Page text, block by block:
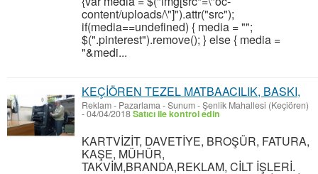
content/uploads/\"]").attr("src");
if(media==undefined) { media = "";
$(".pinterest").remove(); } else { media =
"&medi...
KEÇİÖREN TEZEL MATBAACILIK, BASKI,
Reklam - Pazarlama - Sunum-Şenlik Mahallesi (Keçiören)
-04/04/2018Satıcı ile kontrol edin
KARTVİZİT, DAVETİYE, BROŞÜR, FATURA,
KAŞE, MÜHÜR,
TAKVİM,BRANDA,REKLAM, CİLT İŞLERİ.